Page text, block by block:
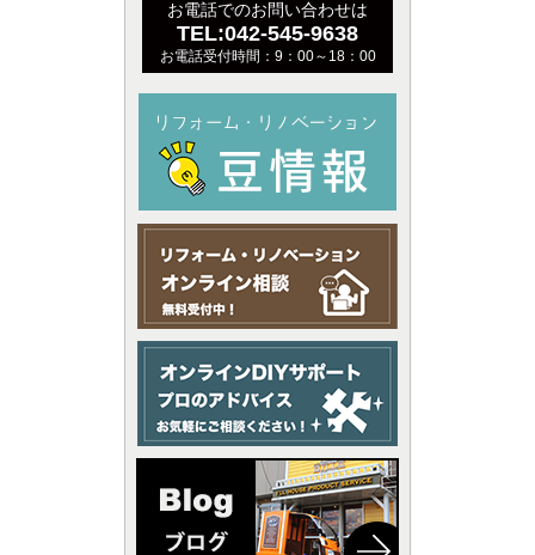
お電話でのお問い合わせは
TEL:042-545-9638
お電話受付時間：9：00～18：00